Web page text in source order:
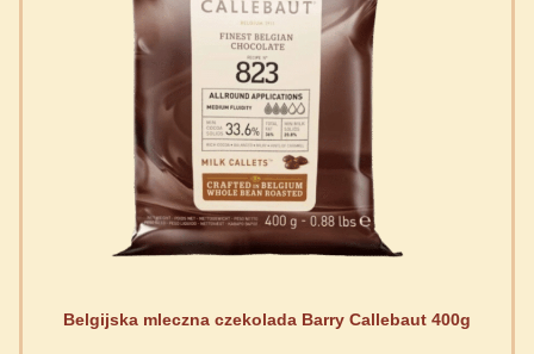
Belgijska mleczna czekolada Barry Callebaut 400g